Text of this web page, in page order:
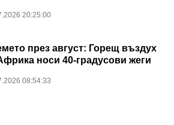
20:25:00
през август: Горещ въздух
носи 40-градусови жеги
08:54:33